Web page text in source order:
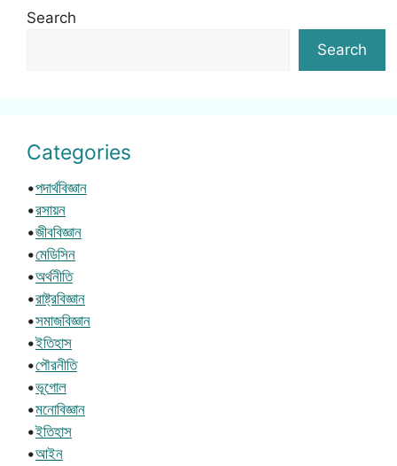
Search
Search
Categories
•পদার্থবিজ্ঞান
•রসায়ন
•জীববিজ্ঞান
•মেডিসিন
•অর্থনীতি
•রাষ্ট্রবিজ্ঞান
•সমাজবিজ্ঞান
•ইতিহাস
•পৌরনীতি
•ভূগোল
•মনোবিজ্ঞান
•ইতিহাস
•আইন